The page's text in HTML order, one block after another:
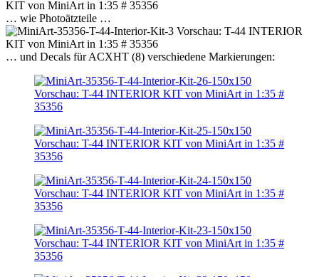
… wie Photoätzteile …
… und Decals für ACXHT (8) verschiedene Markierungen: